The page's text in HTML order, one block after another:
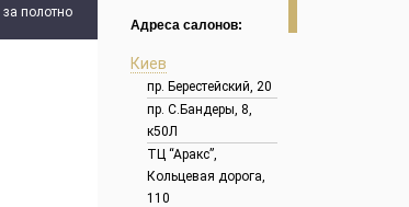
за полотно
Адреса салонов:
Киев
пр. Берестейский, 20
пр. С.Бандеры, 8,
к50Л
ТЦ “Аракс”,
Кольцевая дорога,
110